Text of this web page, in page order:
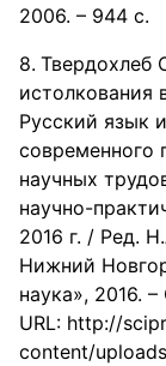
2006. – 944 с.
Твердохлеб
истолкования
Русский язык
современного
научных
научно-
2016 г. / Ред.
Нижний
наука», 2016.
URL: http://
content/